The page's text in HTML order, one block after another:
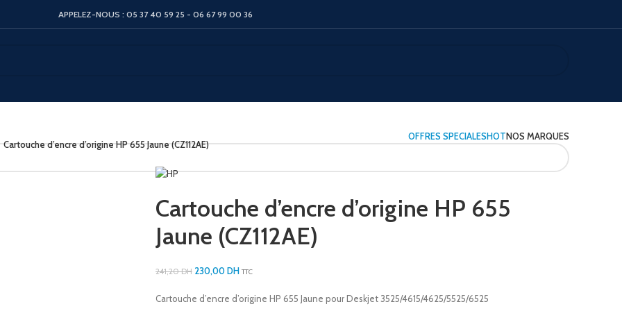
APPELEZ-NOUS : 05 37 40 59 25 - 06 67 99 00 36
OFFRES SPECIALESHOTNOS MARQUES
Cartouche d’encre d’origine HP 655 Jaune (CZ112AE)
Cartouche d’encre d’origine HP 655
Jaune (CZ112AE)
241,20DH 230,00DH TTC
Cartouche d’encre d’origine HP 655 Jaune pour Deskjet 3525/4615/4625/5525/6525